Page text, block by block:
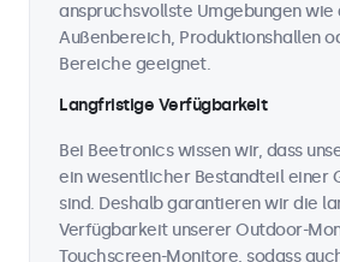
anspruchsvollste Umgebungen wie
Außenbereich, Produktionshallen
Bereiche geeignet.
Langfristige Verfügbarkeit
Bei Beetronics wissen wir, dass
ein wesentlicher Bestandteil einer
sind. Deshalb garantieren wir die
Verfügbarkeit unserer Outdoor-
Touchscreen-Monitore, sodass